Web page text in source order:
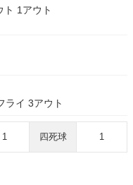
ト 1アウト
ライ 3アウト
1 四死球 1